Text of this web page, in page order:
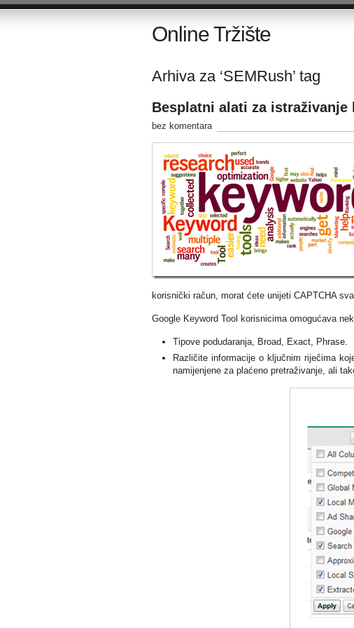
Online Tržište
Arhiva za ‘SEMRush’ tag
Besplatni alati za
bez komentara
korisnički račun, morat ćete unijeti CAPTCHA
Google Keyword Tool korisnicima omogućava
Tipove podudaranja, Broad, Exact, Phrase.
Različite informacije o ključnim riječima
namijenjene za plaćeno pretraživanje, ali